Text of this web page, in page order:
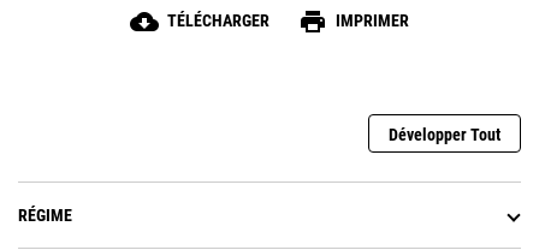
cloud_download TÉLÉCHARGER print IMPRIMER
Développer Tout
RÉGIME